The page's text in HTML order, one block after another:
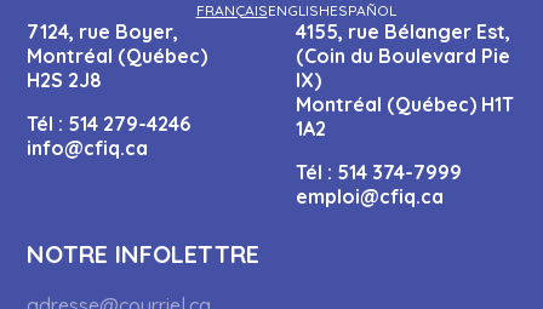
FRANÇAISENGLISHESPAÑOL
7124, rue Boyer,
Montréal (Québec)
H2S 2J8
Tél : 514 279-4246
info@cfiq.ca
4155, rue Bélanger Est,
(Coin du Boulevard Pie
IX)
Montréal (Québec) H1T
1A2
Tél : 514 374-7999
emploi@cfiq.ca
NOTRE INFOLETTRE